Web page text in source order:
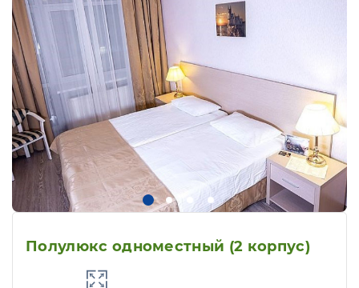
Полулюкс одноместный (2 корпус)